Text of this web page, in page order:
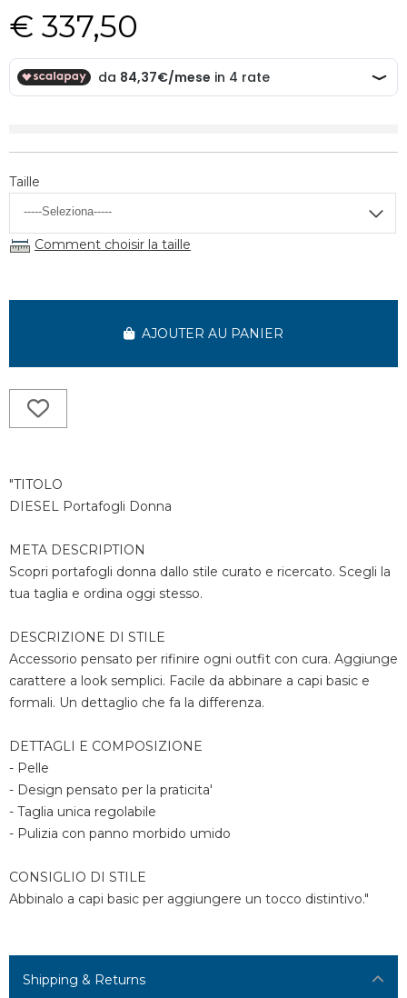
€ 337,50
Taille
Comment choisir la taille
AJOUTER AU PANIER
"TITOLO
DIESEL Portafogli Donna
META DESCRIPTION
Scopri portafogli donna dallo stile curato e ricercato. Scegli la
tua taglia e ordina oggi stesso.
DESCRIZIONE DI STILE
Accessorio pensato per rifinire ogni outfit con cura. Aggiunge
carattere a look semplici. Facile da abbinare a capi basic e
formali. Un dettaglio che fa la differenza.
DETTAGLI E COMPOSIZIONE
- Pelle
- Design pensato per la praticita'
- Taglia unica regolabile
- Pulizia con panno morbido umido
CONSIGLIO DI STILE
Abbinalo a capi basic per aggiungere un tocco distintivo."
Shipping & Returns